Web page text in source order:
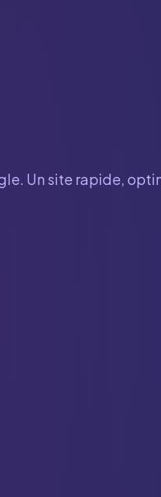
Un site rapide,